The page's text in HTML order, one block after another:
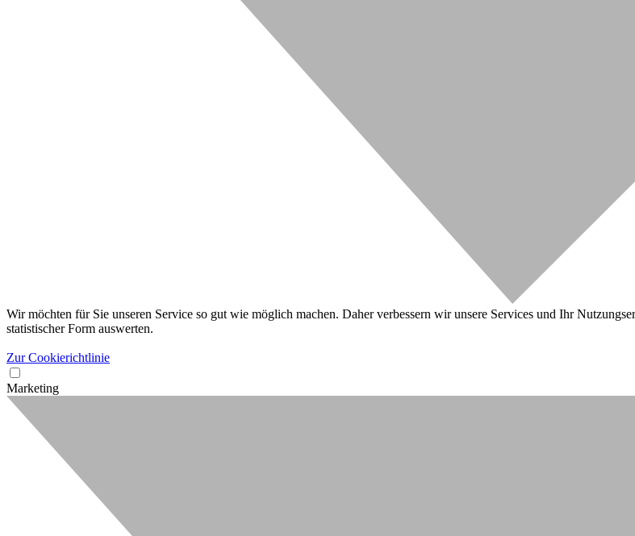
Wir möchten für Sie unseren Service so gut wie möglich machen. Daher verbessern wir unsere Services und Ihr
statistischer Form auswerten.
Zur Cookierichtlinie
Marketing